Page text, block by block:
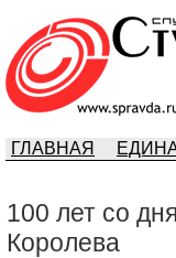
ГЛАВНАЯ
100 лет со
Королева